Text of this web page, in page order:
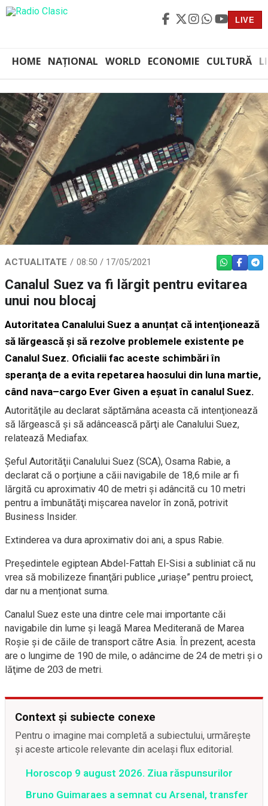
LIVE
HOME NAȚIONAL WORLD ECONOMIE CULTURĂ
ACTUALITATE 08:50 / 17/05/2021 WHATSAPP
Canalul Suez va fi lărgit pentru evitarea
unui nou blocaj
Autoritatea Canalului Suez a anunțat că intenţionează
să lărgească şi să rezolve problemele existente pe
Canalul Suez. Oficialii fac aceste schimbări în
speranţa de a evita repetarea haosului din luna martie,
când nava–cargo Ever Given a eşuat în canalul Suez.
Autorităţile au declarat săptămâna aceasta că intenţionează
să lărgească şi să adâncească părţi ale Canalului Suez,
relatează Mediafax.
Şeful Autorităţii Canalului Suez (SCA), Osama Rabie, a
declarat că o porțiune a căii navigabile de 18,6 mile ar fi
lărgită cu aproximativ 40 de metri şi adâncită cu 10 metri
pentru a îmbunătăţi mişcarea navelor în zonă, potrivit
Business Insider.
Extinderea va dura aproximativ doi ani, a spus Rabie.
Preşedintele egiptean Abdel-Fattah El-Sisi a subliniat că nu
vrea să mobilizeze finanţări publice „uriaşe” pentru proiect,
dar nu a menționat suma.
Canalul Suez este una dintre cele mai importante căi
navigabile din lume şi leagă Marea Mediterană de Marea
Roşie şi de căile de transport către Asia. În prezent, acesta
are o lungime de 190 de mile, o adâncime de 24 de metri şi o
lăţime de 203 de metri.
Context și subiecte conexe
Pentru o imagine mai completă a subiectului, urmărește
și aceste articole relevante din același flux editorial.
Horoscop 9 august 2026. Ziua răspunsurilor
Bruno Guimaraes a semnat cu Arsenal, transfer